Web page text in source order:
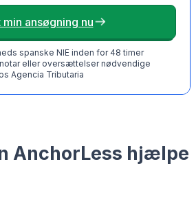
min ansøgning nu
spanske NIE inden for 48 timer
eller oversættelser nødvendige
Agencia Tributaria
AnchorLess hjælpe